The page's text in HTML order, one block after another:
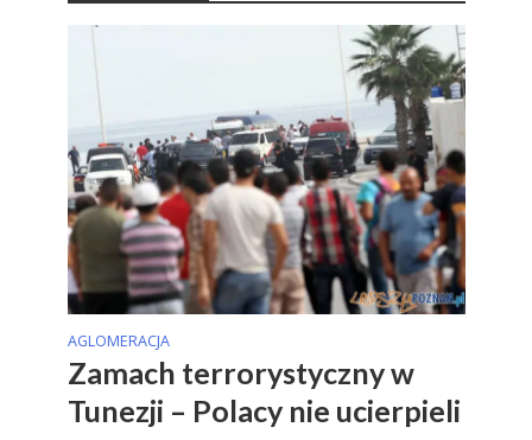
AGLOMERACJA
Zamach terrorystyczny w
Tunezji – Polacy nie ucierpieli